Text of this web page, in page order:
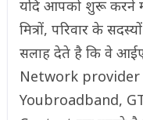
यदि आपको शुरू करने में
मित्रों, परिवार के
सलाह देते है कि वे
Network provider
Youbroadband,